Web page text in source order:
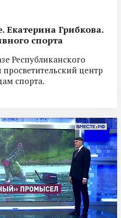
Екатерина Грибкова.
спорта
Республиканского
просветительский центр
спорта.